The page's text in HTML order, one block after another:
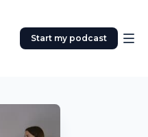
Start my podcast